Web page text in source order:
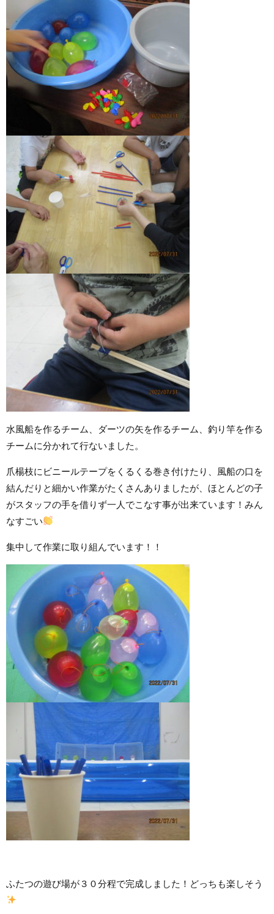
水風船を作るチーム、ダーツの矢を作るチーム、釣り竿を作る
チームに分かれて行ないました。
爪楊枝にビニールテープをくるくる巻き付けたり、風船の口を
結んだりと細かい作業がたくさんありましたが、ほとんどの子
がスタッフの手を借りず一人でこなす事が出来ています！みん
なすごい
集中して作業に取り組んでいます！！
ふたつの遊び場が３０分程で完成しました！どっちも楽しそう